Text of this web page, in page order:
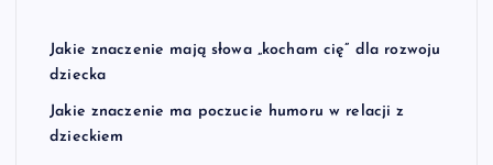
Jakie znaczenie mają słowa „kocham cię” dla rozwoju
dziecka
Jakie znaczenie ma poczucie humoru w relacji z
dzieckiem